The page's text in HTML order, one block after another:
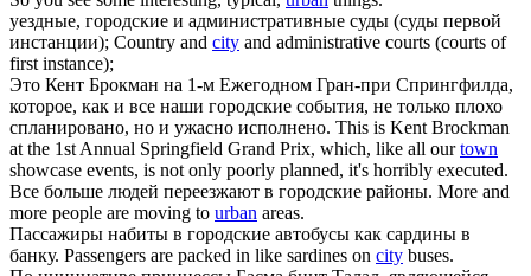
уездные, городские и административные суды (суды первой
инстанции); Country and city and administrative courts (courts of
first instance);
Это Кент Брокман на 1-м Ежегодном Гран-при Спрингфилда,
которое, как и все наши городские события, не только плохо
спланировано, но и ужасно исполнено. This is Kent Brockman
at the 1st Annual Springfield Grand Prix, which, like all ourtown
showcase events, is not only poorly planned, it's horribly executed.
Все больше людей переезжают в городские районы. More and
more people are moving to urban areas.
Пассажиры набиты в городские автобусы как сардины в
банку. Passengers are packed in like sardines on city buses.